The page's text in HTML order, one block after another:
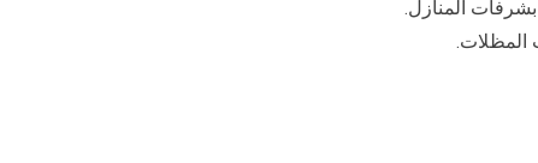
المنازل.
المظلات.